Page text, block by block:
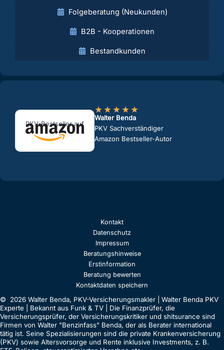
Folgeberatung (Neukunden)
B2B - Kooperationen
Bestandkunden
PKV-Bestseller auf
★★★★★
Walter Benda
PKV Sachverständiger
Amazon Bestseller-Autor
Kontakt
Datenschutz
Impressum
Beratungshinweise
Erstinformation
Beratung bewerten
Kontaktdaten speichern
© 2026 Walter Benda, PKV-Versicherungsmakler | Walter Benda PKV
Experte | Bekannt aus Funk & TV | Die Finanzprüfer, die
Versicherungsprüfer, der Versicherungskritiker und shitsurance sind
Firmen von Walter "Benzinfass" Benda, der als Berater international
tätig ist. Seine Spezialisierungen sind die private Krankenversicherung
(PKV) sowie Altersvorsorge und Rente inklusive Investments, z. B.